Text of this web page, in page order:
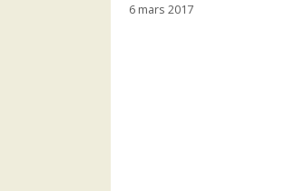
6 mars 2017